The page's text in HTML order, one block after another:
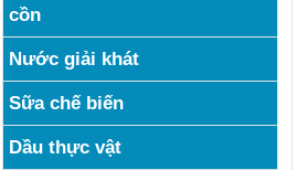
cồn
Nước giải khát
Sữa chế biến
Dầu thực vật